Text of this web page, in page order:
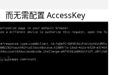
而无需配置 AccessKey